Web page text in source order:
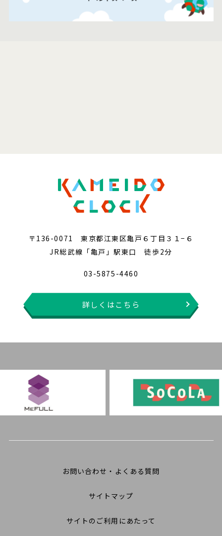
〒136-0071 東京都江東区亀戸６丁目３１−６
JR総武線「亀戸」駅東口 徒歩2分
03-5875-4460
詳しくはこちら
お問い合わせ・よくある質問
サイトマップ
サイトのご利用にあたって